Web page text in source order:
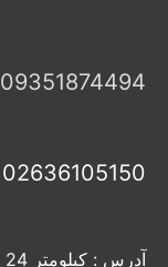
09351874494
02636105150